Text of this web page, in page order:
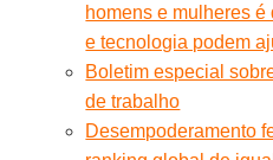
homens e mulheres
e tecnologia podem
Boletim especial
de trabalho
Desempoderamento